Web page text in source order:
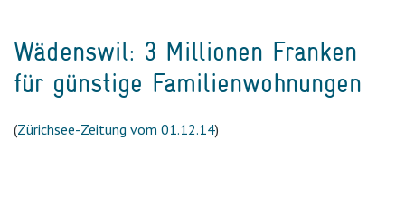
Wädenswil: 3 Millionen Franken
für günstige Familienwohnungen
(Zürichsee-Zeitung vom 01.12.14)